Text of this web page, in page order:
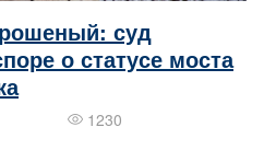
суд
о статусе моста
1230